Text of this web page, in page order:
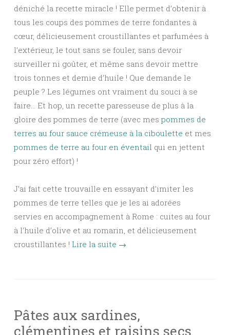
déniché la recette miracle ! Elle permet d’obtenir à
tous les coups des pommes de terre fondantes à
cœur, délicieusement croustillantes et parfumées à
l’extérieur, le tout sans se fouler, sans devoir
surveiller ni goûter, et même sans devoir mettre
trois tonnes et demie d’huile ! Que demande le
peuple ? Les légumes ont vraiment du souci à se
faire… Et hop, un recette paresseuse de plus à la
gloire des pommes de terre (avec mes pommes de
terres au four sauce crémeuse à la ciboulette et mes
pommes de terre au four en éventail qui en jettent
pour zéro effort) !
J’ai fait cette trouvaille en essayant d’imiter les
pommes de terre telles que je les ai adorées
servies en accompagnement à Rome : cuites au four
à l’huile d’olive et au romarin, et délicieusement
croustillantes ! Lire la suite →
Pâtes aux sardines,
clémentines et raisins secs